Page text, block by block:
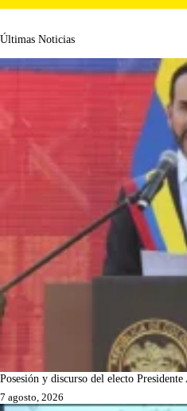
Últimas Noticias
Posesión y discurso del electo
7 agosto, 2026